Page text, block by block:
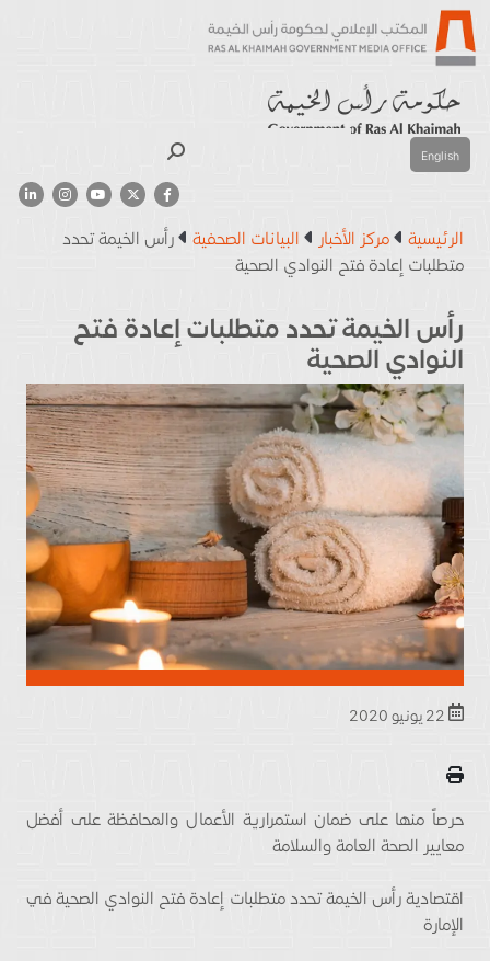
English
الرئيسية مركز الأخبار البيانات الصحفية
رأس الخيمة تحدد
متطلبات إعادة فتح النوادي الصحية
رأس الخيمة تحدد متطلبات إعادة فتح
النوادي الصحية
حرصاً منها على ضمان استمرارية الأعمال والمحافظة على أفضل
معايير الصحة العامة والسلامة
اقتصادية رأس الخيمة تحدد متطلبات إعادة فتح النوادي الصحية في
الإمارة